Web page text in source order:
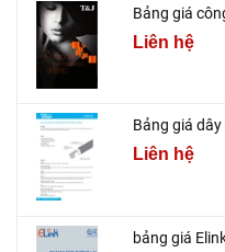
Bảng giá
Liên hệ
Bảng giá
Liên hệ
bảng giá